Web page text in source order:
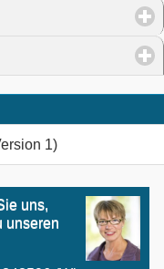
1)
uns,
unseren